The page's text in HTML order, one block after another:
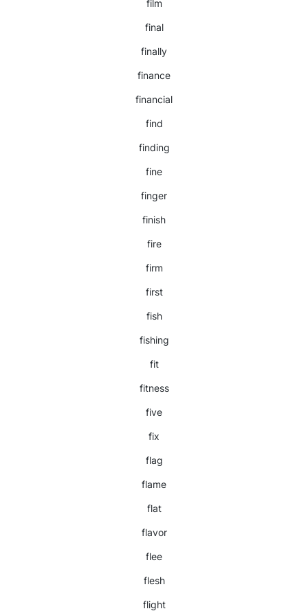
film
final
finally
finance
financial
find
finding
fine
finger
finish
fire
firm
first
fish
fishing
fit
fitness
five
fix
flag
flame
flat
flavor
flee
flesh
flight